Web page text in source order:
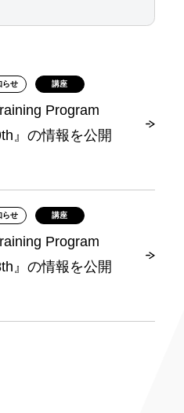
らせ 講座
Program
』の情報を公開
らせ 講座
Program
』の情報を公開